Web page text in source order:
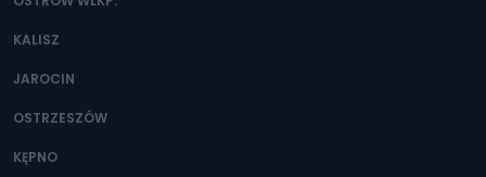
Można to zrobić pod numerem telefonu 62 735-51-05 lub
e-mailowo pod adresem: poczta@tvproart.pl
KALISZ
JAROCIN
OSTRZESZÓW
KĘPNO